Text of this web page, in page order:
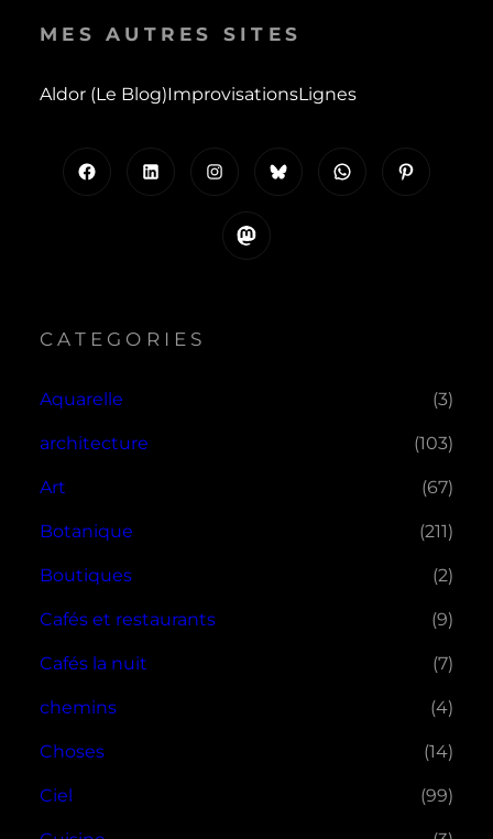
MES AUTRES SITES
Aldor (le Blog)ImprovisationsLignes
Instagram WhatsApp
Mastodon
CATEGORIES
Aquarelle (3)
architecture (103)
Art (67)
Botanique (211)
Boutiques (2)
Cafés et restaurants (9)
Cafés la nuit (7)
chemins (4)
Choses (14)
Ciel (99)